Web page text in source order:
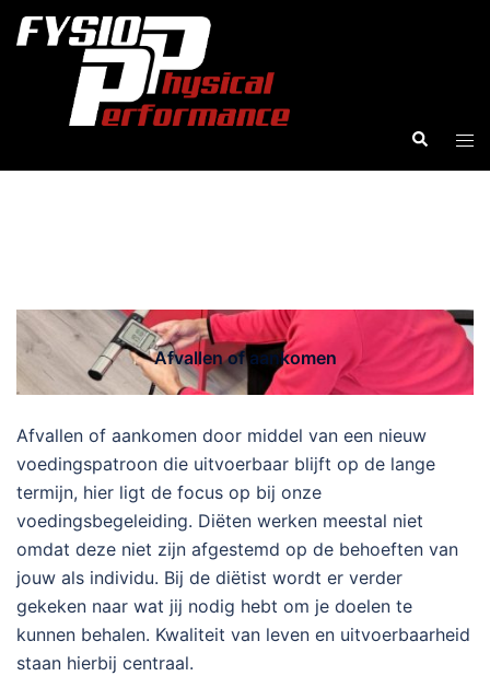
naar
Zoeken
Afvallen of aankomen
Afvallen of aankomen door middel van een nieuw
voedingspatroon die uitvoerbaar blijft op de lange
termijn, hier ligt de focus op bij onze
voedingsbegeleiding. Diëten werken meestal niet
omdat deze niet zijn afgestemd op de behoeften van
jouw als individu. Bij de diëtist wordt er verder
gekeken naar wat jij nodig hebt om je doelen te
kunnen behalen. Kwaliteit van leven en uitvoerbaarheid
staan hierbij centraal.